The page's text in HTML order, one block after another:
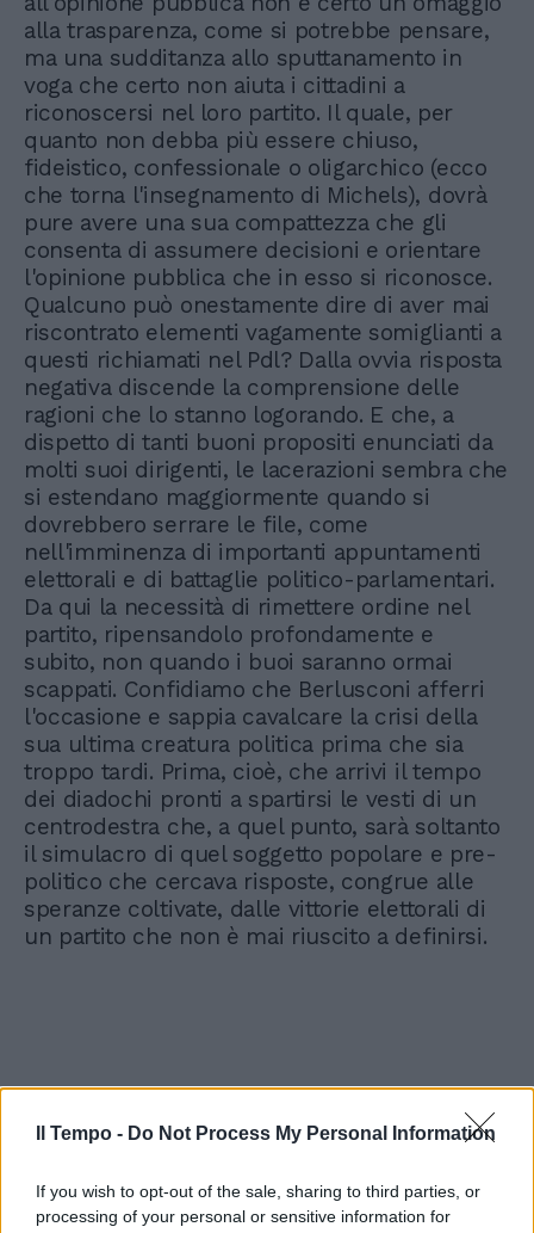
Il Tempo - Do Not Process My Personal Information
If you wish to opt-out of the sale, sharing to third parties, or
processing of your personal or sensitive information for
alla trasparenza, come si potrebbe pensare,
ma una sudditanza allo sputtanamento in
voga che certo non aiuta i cittadini a
riconoscersi nel loro partito. Il quale, per
quanto non debba più essere chiuso,
fideistico, confessionale o oligarchico (ecco
che torna l'insegnamento di Michels), dovrà
pure avere una sua compattezza che gli
consenta di assumere decisioni e orientare
l'opinione pubblica che in esso si riconosce.
Qualcuno può onestamente dire di aver mai
riscontrato elementi vagamente somiglianti a
questi richiamati nel Pdl? Dalla ovvia risposta
negativa discende la comprensione delle
ragioni che lo stanno logorando. E che, a
dispetto di tanti buoni propositi enunciati da
molti suoi dirigenti, le lacerazioni sembra che
si estendano maggiormente quando si
dovrebbero serrare le file, come
nell'imminenza di importanti appuntamenti
elettorali e di battaglie politico-parlamentari.
Da qui la necessità di rimettere ordine nel
partito, ripensandolo profondamente e
subito, non quando i buoi saranno ormai
scappati. Confidiamo che Berlusconi afferri
l'occasione e sappia cavalcare la crisi della
sua ultima creatura politica prima che sia
troppo tardi. Prima, cioè, che arrivi il tempo
dei diadochi pronti a spartirsi le vesti di un
centrodestra che, a quel punto, sarà soltanto
il simulacro di quel soggetto popolare e pre-
politico che cercava risposte, congrue alle
speranze coltivate, dalle vittorie elettorali di
un partito che non è mai riuscito a definirsi.